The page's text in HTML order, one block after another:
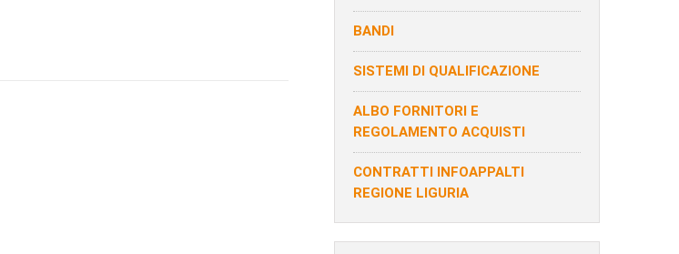
BANDI
SISTEMI DI QUALIFICAZIONE
ALBO FORNITORI E
REGOLAMENTO ACQUISTI
CONTRATTI INFOAPPALTI
REGIONE LIGURIA